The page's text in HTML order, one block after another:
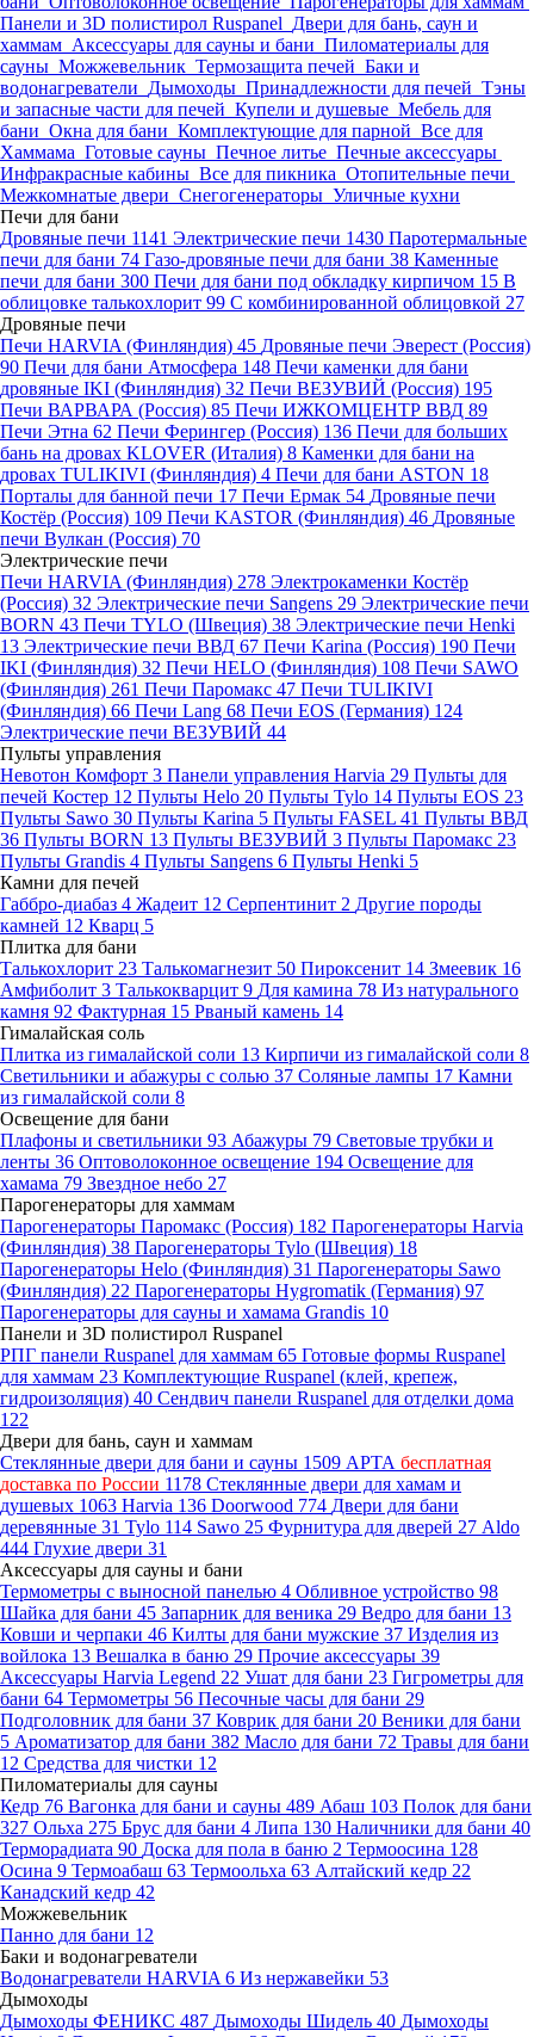
Панели и 3D полистирол Ruspanel Двери для бань, саун и
хаммам Аксессуары для сауны и бани Пиломатериалы для
сауны Можжевельник Термозащита печей Баки и
водонагреватели Дымоходы Принадлежности для печей Тэны
и запасные части для печей Купели и душевые Мебель для
бани Окна для бани Комплектующие для парной Все для
Хаммама Готовые сауны Печное литье Печные аксессуары
Инфракрасные кабины Все для пикника Отопительные печи
Межкомнатые двери Снегогенераторы Уличные кухни
Печи для бани
Дровяные печи 1141 Электрические печи 1430 Паротермальные
печи для бани 74 Газо-дровяные печи для бани 38 Каменные
печи для бани 300 Печи для бани под обкладку кирпичом 15 В
облицовке талькохлорит 99 С комбинированной облицовкой 27
Дровяные печи
Печи HARVIA (Финляндия) 45 Дровяные печи Эверест (Россия)
90 Печи для бани Атмосфера 148 Печи каменки для бани
дровяные IKI (Финляндия) 32 Печи ВЕЗУВИЙ (Россия) 195
Печи ВАРВАРА (Россия) 85 Печи ИЖКОМЦЕНТР ВВД 89
Печи Этна 62 Печи Ферингер (Россия) 136 Печи для больших
бань на дровах KLOVER (Италия) 8 Каменки для бани на
дровах TULIKIVI (Финляндия) 4 Печи для бани ASTON 18
Порталы для банной печи 17 Печи Ермак 54 Дровяные печи
Костёр (Россия) 109 Печи KASTOR (Финляндия) 46 Дровяные
печи Вулкан (Россия) 70
Электрические печи
Печи HARVIA (Финляндия) 278 Электрокаменки Костёр
(Россия) 32 Электрические печи Sangens 29 Электрические печи
BORN 43 Печи TYLO (Швеция) 38 Электрические печи Henki
13 Электрические печи ВВД 67 Печи Karina (Россия) 190 Печи
IKI (Финляндия) 32 Печи HELO (Финляндия) 108 Печи SAWO
(Финляндия) 261 Печи Паромакс 47 Печи TULIKIVI
(Финляндия) 66 Печи Lang 68 Печи EOS (Германия) 124
Электрические печи ВЕЗУВИЙ 44
Пульты управления
Невотон Комфорт 3 Панели управления Harvia 29 Пульты для
печей Костер 12 Пульты Helo 20 Пульты Tylo 14 Пульты EOS 23
Пульты Sawo 30 Пульты Karina 5 Пульты FASEL 41 Пульты ВВД
36 Пульты BORN 13 Пульты ВЕЗУВИЙ 3 Пульты Паромакс 23
Пульты Grandis 4 Пульты Sangens 6 Пульты Henki 5
Камни для печей
Габбро-диабаз 4 Жадеит 12 Серпентинит 2 Другие породы
камней 12 Кварц 5
Плитка для бани
Талькохлорит 23 Талькомагнезит 50 Пироксенит 14 Змеевик 16
Амфиболит 3 Талькокварцит 9 Для камина 78 Из натурального
камня 92 Фактурная 15 Рваный камень 14
Гималайская соль
Плитка из гималайской соли 13 Кирпичи из гималайской соли 8
Светильники и абажуры с солью 37 Соляные лампы 17 Камни
из гималайской соли 8
Освещение для бани
Плафоны и светильники 93 Абажуры 79 Световые трубки и
ленты 36 Оптоволоконное освещение 194 Освещение для
хамама 79 Звездное небо 27
Парогенераторы для хаммам
Парогенераторы Паромакс (Россия) 182 Парогенераторы Harvia
(Финляндия) 38 Парогенераторы Tylo (Швеция) 18
Парогенераторы Helo (Финляндия) 31 Парогенераторы Sawo
(Финляндия) 22 Парогенераторы Hygromatik (Германия) 97
Парогенераторы для сауны и хамама Grandis 10
Панели и 3D полистирол Ruspanel
РПГ панели Ruspanel для хаммам 65 Готовые формы Ruspanel
для хаммам 23 Комплектующие Ruspanel (клей, крепеж,
гидроизоляция) 40 Сендвич панели Ruspanel для отделки дома
122
Двери для бань, саун и хаммам
Стеклянные двери для бани и сауны 1509 АРТА бесплатная
доставка по России 1178 Стеклянные двери для хамам и
душевых 1063 Harvia 136 Doorwood 774 Двери для бани
деревянные 31 Tylo 114 Sawo 25 Фурнитура для дверей 27 Aldo
444 Глухие двери 31
Аксессуары для сауны и бани
Термометры с выносной панелью 4 Обливное устройство 98
Шайка для бани 45 Запарник для веника 29 Ведро для бани 13
Ковши и черпаки 46 Килты для бани мужские 37 Изделия из
войлока 13 Вешалка в баню 29 Прочие аксессуары 39
Аксессуары Harvia Legend 22 Ушат для бани 23 Гигрометры для
бани 64 Термометры 56 Песочные часы для бани 29
Подголовник для бани 37 Коврик для бани 20 Веники для бани
5 Ароматизатор для бани 382 Масло для бани 72 Травы для бани
12 Средства для чистки 12
Пиломатериалы для сауны
Кедр 76 Вагонка для бани и сауны 489 Абаш 103 Полок для бани
327 Ольха 275 Брус для бани 4 Липа 130 Наличники для бани 40
Терморадиата 90 Доска для пола в баню 2 Термоосина 128
Осина 9 Термоабаш 63 Термоольха 63 Алтайский кедр 22
Канадский кедр 42
Можжевельник
Панно для бани 12
Баки и водонагреватели
Водонагреватели HARVIA 6 Из нержавейки 53
Дымоходы
Дымоходы ФЕНИКС 487 Дымоходы Шидель 40 Дымоходы